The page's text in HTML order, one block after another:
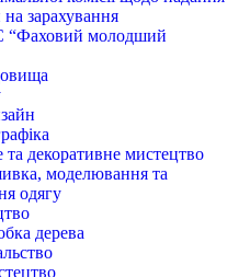
зарахування
“Фаховий молодший
та декоративне мистецтво
моделювання та
одягу
дерева